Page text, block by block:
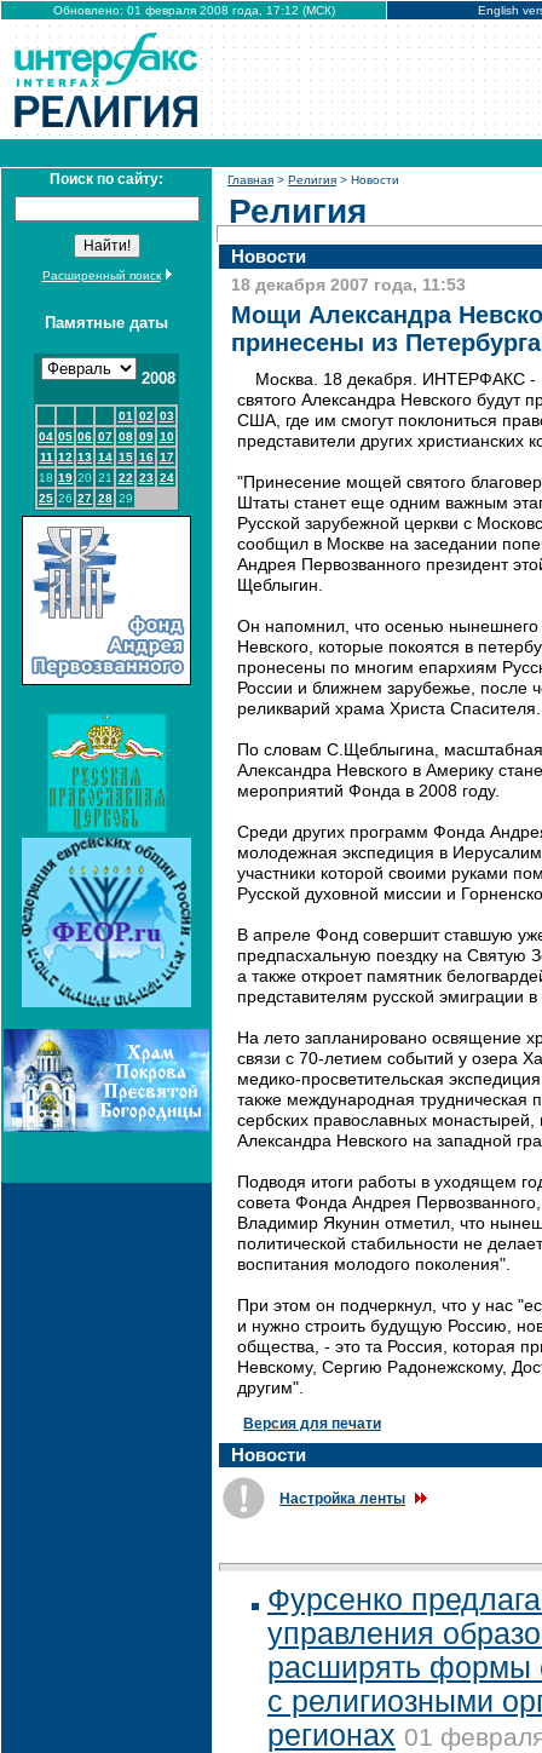
Обновлено: 01 февраля 2008 года, 17:12 (МСК) English
Поиск по сайту:
Расширенный поиск
Памятные даты
2008
01 02 03
04 05 06 07 08 09 10
11 12 13 14 15 16 17
18 19 20 21 22 23 24
25 26 27 28 29
Главная > Религия > Новости
Религия
Новости
18 декабря 2007 года, 11:53
Мощи Александра
принесены из
Москва. 18 декабря. ИНТЕРФАКС -
святого Александра Невского будут
США, где им смогут поклониться
представители других христианских
"Принесение мощей святого
Штаты станет еще одним важным
Русской зарубежной церкви с
сообщил в Москве на заседании
Андрея Первозванного президент
Щеблыгин.
Он напомнил, что осенью
Невского, которые покоятся в
пронесены по многим епархиям
России и ближнем зарубежье, после
реликварий храма Христа Спасителя.
По словам С.Щеблыгина,
Александра Невского в Америку
мероприятий Фонда в 2008 году.
Среди других программ Фонда
молодежная экспедиция в
участники которой своими руками
Русской духовной миссии и
В апреле Фонд совершит ставшую
предпасхальную поездку на Святую
а также откроет памятник
представителям русской эмиграции
На лето запланировано освящение
связи с 70-летием событий у озера
медико-просветительская
также международная трудническая
сербских православных монастырей,
Александра Невского на западной
Подводя итоги работы в уходящем
совета Фонда Андрея
Владимир Якунин отметил, что
политической стабильности не
воспитания молодого поколения".
При этом он подчеркнул, что у нас
и нужно строить будущую Россию,
общества, - это та Россия, которая
Невскому, Сергию Радонежскому,
другим".
Версия для печати
Новости
Настройка ленты
Фурсенко
управления
расширять формы
с религиозными
регионах 01